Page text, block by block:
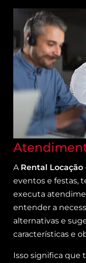
A Rental Locação
eventos e festas,
executa
entender a
alternativas e
características e
Isso significa que